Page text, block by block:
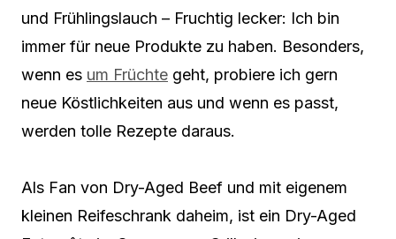
und Frühlingslauch – Fruchtig lecker: Ich bin
immer für neue Produkte zu haben. Besonders,
wenn es um Früchte geht, probiere ich gern
neue Köstlichkeiten aus und wenn es passt,
werden tolle Rezepte daraus.
Als Fan von Dry-Aged Beef und mit eigenem
kleinen Reifeschrank daheim, ist ein Dry-Aged